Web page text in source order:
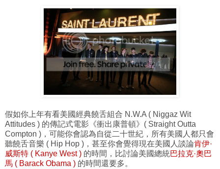
假如你上年有看美國經典饒舌組合 N.W.A ( Niggaz Wit
Attitudes ) 的傳記式電影《衝出康普頓》( Straight Outta
Compton )，可能你會認為自從二十世紀，所有美國人都只會
聽饒舌音樂 ( Hip Hop )，甚至你會覺得現在美國人談論肯伊·
威斯特 ( Kanye West ) 的時間，比討論美國總統巴拉克·奧巴
馬 ( Barack Obama ) 的時間還要多。